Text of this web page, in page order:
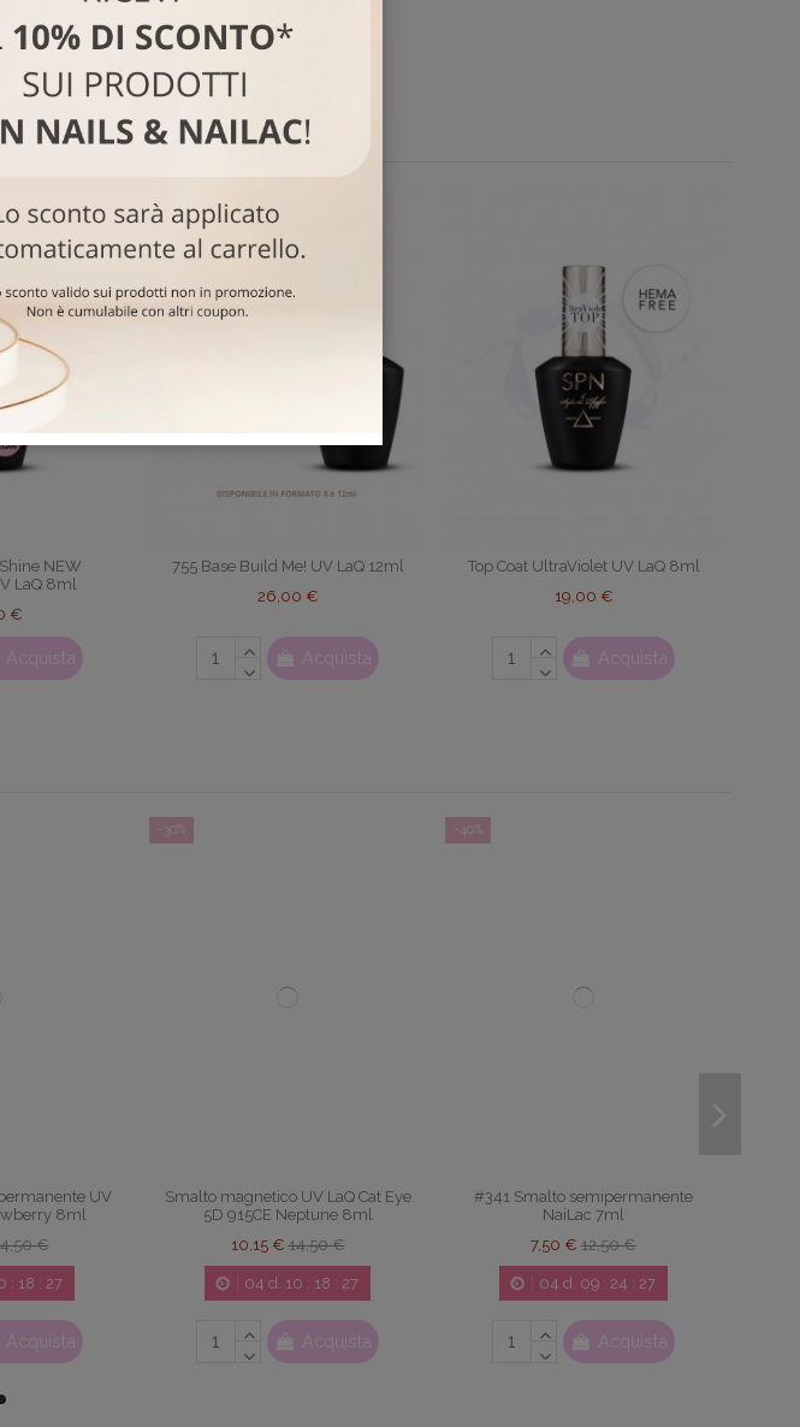
NEW
LaQ 8ml
€
Acquista
755 Base Build Me! UV LaQ 12ml
26,00 €
Acquista
Top Coat UltraViolet UV LaQ 8ml
19,00 €
Acquista
UV
8ml
€
: 18: 26
Acquista
-30%
Smalto magnetico UV LaQ Cat Eye
5D 915CE Neptune 8ml
10,15 €14,50 €
04d. 10: 18: 26
Acquista
-40%
#341 Smalto semipermanente
NaiLac 7ml
7,50 € 12,50 €
04d. 09: 24: 26
Acquista